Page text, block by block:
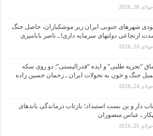
جولای 28, 2026
شهرهای جنوبی ایران زیر موشکباران، حاصل جنگ
ارتجاعی دولتهای سرمایه داری! ـ ناصر بابامیری
جولای 26, 2026
“تجزیه طلبی” و ایده “فدرالیستی”: دو روی سکه
جنگ و خون به تحولات ایران ـ رحمان حسین زاده
جولای 26, 2026
دار و بن بست استبداد؛ بازتاب درماندگی باندهای
ـ عباس منصوران
جولای 25, 2026